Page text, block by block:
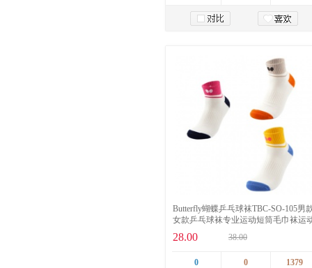
Butterfly蝴蝶乒乓球袜TBC-SO-105男
女款乒乓球袜专业运动短筒毛巾袜运
袜
28.00 38.00
0
0
1379